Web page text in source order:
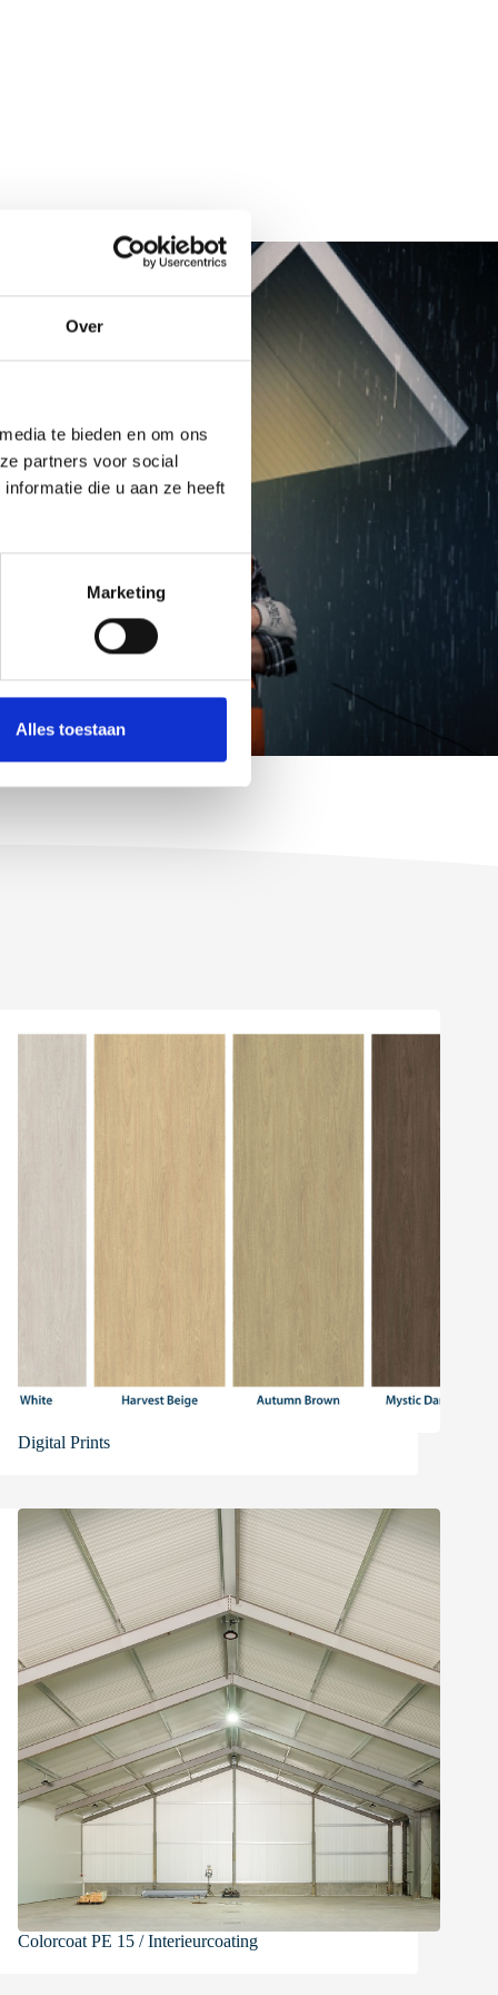
Over
te bieden en om ons
partners voor social
die u aan ze heeft
Marketing
Alles toestaan
Digital Prints
Colorcoat PE 15 / Interieurcoating